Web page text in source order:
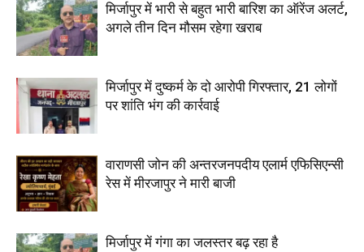
मिर्जापुर में भारी से बहुत भारी बारिश का ऑरेंज अलर्ट,
अगले तीन दिन मौसम रहेगा खराब
मिर्जापुर में दुष्कर्म के दो आरोपी गिरफ्तार, 21 लोगों
पर शांति भंग की कार्रवाई
वाराणसी जोन की अन्तरजनपदीय एलार्म एफिसिएन्सी
रेस में मीरजापुर ने मारी बाजी
मिर्जापुर में गंगा का जलस्तर बढ़ रहा है